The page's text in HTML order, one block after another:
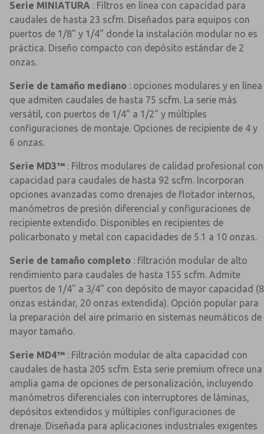
Serie MINIATURA : Filtros en línea con capacidad para
caudales de hasta 23 scfm. Diseñados para equipos con
puertos de 1/8" y 1/4" donde la instalación modular no es
práctica. Diseño compacto con depósito estándar de 2
onzas.
Serie de tamaño mediano : opciones modulares y en línea
que admiten caudales de hasta 75 scfm. La serie más
versátil, con puertos de 1/4" a 1/2" y múltiples
configuraciones de montaje. Opciones de recipiente de 4 y
6 onzas.
Serie MD3™ : Filtros modulares de calidad profesional con
capacidad para caudales de hasta 92 scfm. Incorporan
opciones avanzadas como drenajes de flotador internos,
manómetros de presión diferencial y configuraciones de
recipiente extendido. Disponibles en recipientes de
policarbonato y metal con capacidades de 5.1 a 10 onzas.
Serie de tamaño completo : filtración modular de alto
rendimiento para caudales de hasta 155 scfm. Admite
puertos de 1/4" a 3/4" con depósito de mayor capacidad (8
onzas estándar, 20 onzas extendida). Opción popular para
la preparación del aire primario en sistemas neumáticos de
mayor tamaño.
Serie MD4™ : Filtración modular de alta capacidad con
caudales de hasta 205 scfm. Esta serie premium ofrece una
amplia gama de opciones de personalización, incluyendo
manómetros diferenciales con interruptores de láminas,
depósitos extendidos y múltiples configuraciones de
drenaje. Diseñada para aplicaciones industriales exigentes